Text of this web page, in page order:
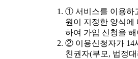
① 서비스를 이용하
원이 지정한 양식에
하여 가입 신청을
② 이용신청자가 14
친권자(부모, 법정